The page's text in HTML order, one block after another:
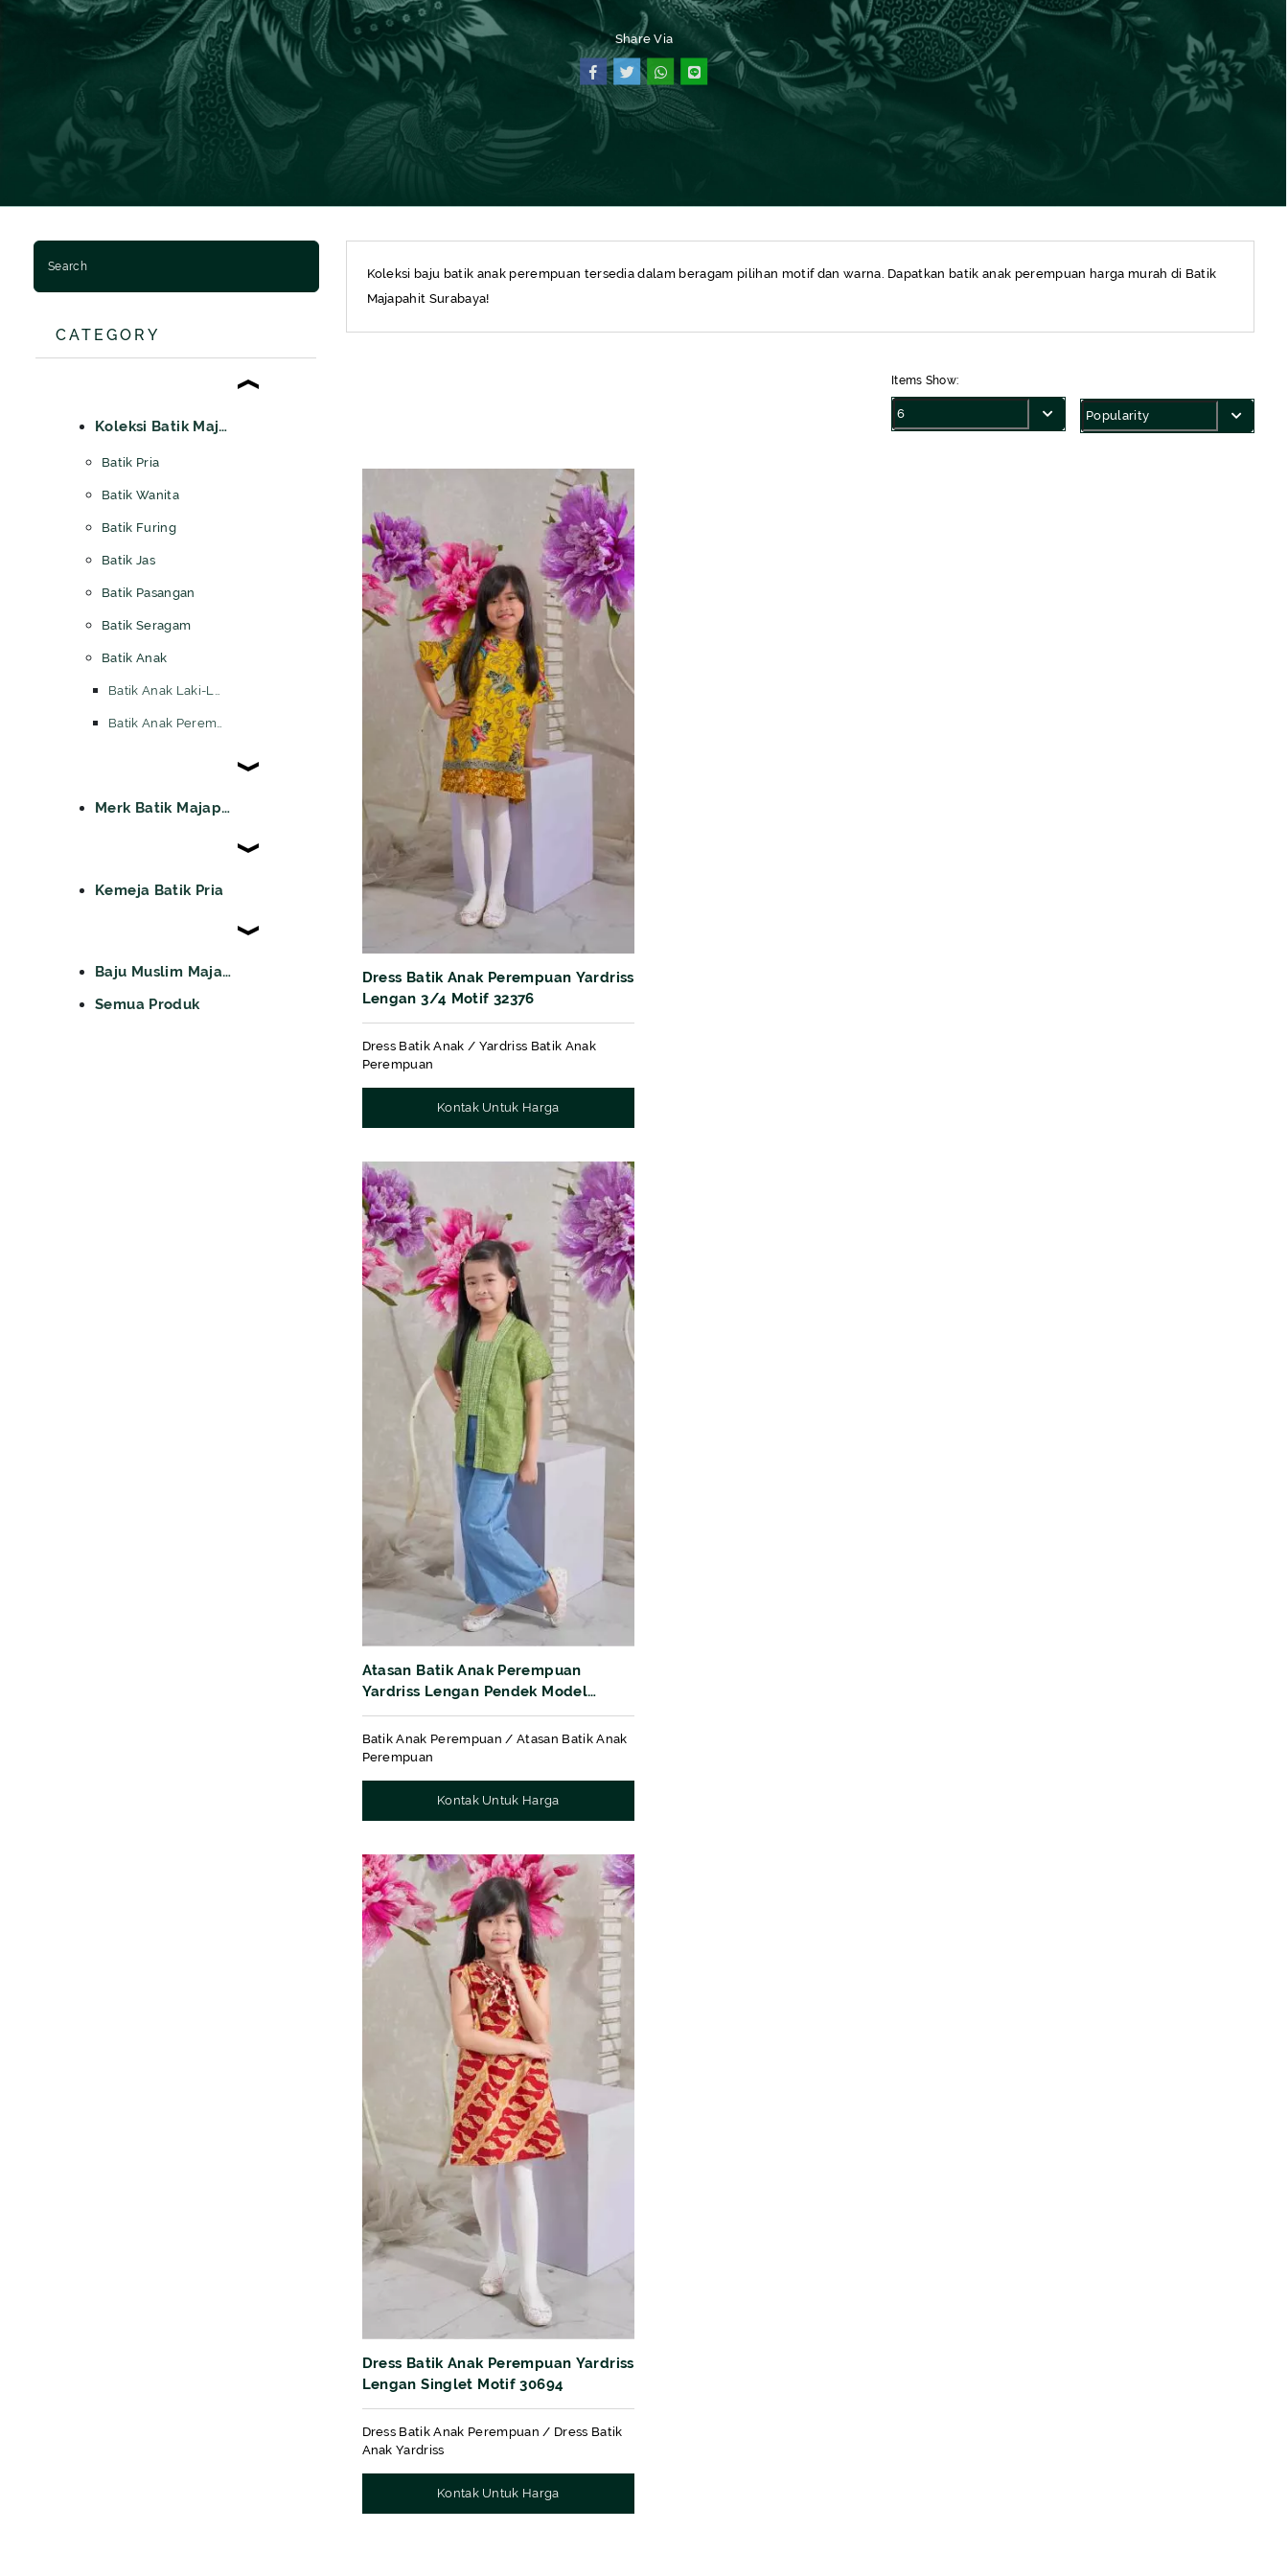
BATIK SERAGAM
BATIK ANAK
BAJU MUSLIM MAJAPAHIT
BAJU MUSLIM PRIA
SEMUA PRODUK
Share Via
CATEGORY
Koleksi Batik Majapahit
Batik Pria
Batik Wanita
Batik Furing
Batik Jas
Batik Pasangan
Batik Seragam
Batik Anak
Batik Anak Laki-Laki
Batik Anak Perempuan
Merk Batik Majapahit
Kemeja Batik Pria
Baju Muslim Majapahit
Semua Produk
Koleksi baju batik anak perempuan tersedia dalam beragam pilihan motif dan warna. Dapatkan batik anak perempuan harga murah di Batik
Majapahit Surabaya!
Items Show:
Dress Batik Anak Perempuan Yardriss
Lengan 3/4 Motif 32376
Dress Batik Anak / Yardriss Batik Anak
Perempuan
Kontak Untuk Harga
Atasan Batik Anak Perempuan
Yardriss Lengan Pendek Model
Kutubaru Motif 07.110
Batik Anak Perempuan / Atasan Batik Anak
Perempuan
Kontak Untuk Harga
Dress Batik Anak Perempuan Yardriss
Lengan Singlet Motif 30694
Dress Batik Anak Perempuan / Dress Batik
Anak Yardriss
Kontak Untuk Harga